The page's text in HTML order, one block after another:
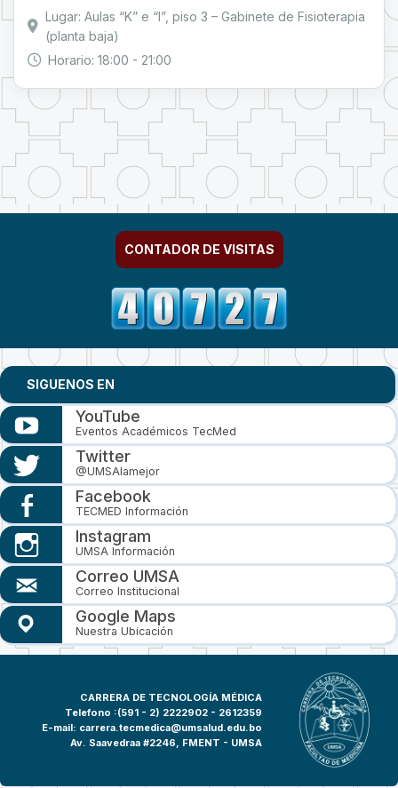
Lugar: Aulas “K” e “I”, piso 3 – Gabinete de Fisioterapia
(planta baja)
Horario: 18:00 - 21:00
CONTADOR DE VISITAS
SIGUENOS EN
YouTube
Eventos Académicos TecMed
Twitter
@UMSAlamejor
Facebook
TECMED Información
Instagram
UMSA Información
Correo UMSA
Correo Institucional
Google Maps
Nuestra Ubicación
CARRERA DE TECNOLOGÍA MÉDICA
Telefono :(591 - 2) 2222902 - 2612359
E-mail: carrera.tecmedica@umsalud.edu.bo
Av. Saavedraa #2246, FMENT - UMSA